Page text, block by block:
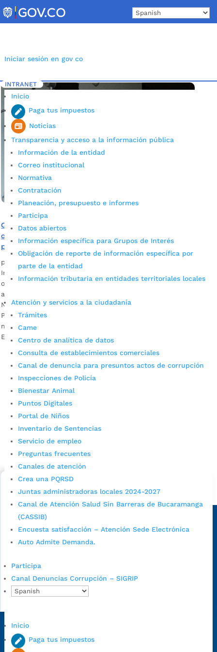
to
content
Iniciar sesión en gov co
INTRANET
Inicio
Paga tus impuestos
Noticias
Transparencia y acceso a la información pública
Información de la entidad
Correo institucional
Normativa
Contratación
Planeación, presupuesto e informes
Participa
Datos abiertos
Información específica para Grupos de Interés
Obligación de reporte de información específica por
parte de la entidad
Información tributaria en entidades territoriales locales
Atención y servicios a la ciudadanía
Trámites
Came
Centro de analítica de datos
Consulta de establecimientos comerciales
Canal de denuncia para presuntos actos de corrupción
Inspecciones de Policía
Bienestar Animal
Puntos Digitales
Portal de Niños
Inventario de Sentencias
Servicio de empleo
Preguntas frecuentes
Canales de atención
Crea una PQRSD
Juntas administradoras locales 2024-2027
Canal de Atención Salud Sin Barreras de Bucaramanga
(CASSIB)
Encuesta satisfacción – Atención Sede Electrónica
Auto Admite Demanda.
Participa
Canal Denuncias Corrupción – SIGRIP
Inicio
Paga tus impuestos
Inicio 5 Etiqueta: puntos digitales de Bucaramanga
Curso de tienda virtual en Punto Digital le dio la
oportunidad de salir adelante en días difíciles de
pandemia
por Alcaldía de Bucaramanga
Inscríbase y participe de los cursos gratis y certificados que
ofrecen los Puntos Digitales de Bucaramanga. Descargar
audio: Édgar Velasco Fontecha, usuario punto digittal
Nacional de Comercio Para Édgar Velasco Fontecha, el
Punto Digital de la Nacional del Comercio apareció en el
momento más oportuno de su vida. La declaratoria de
Emergencia Nacional por […]
Cupos Escolares Bucaramanga 2022
cupo escolar en los colegios oficiales de
Bucaramanga.
Alcaldía de Bucaramanga
Colombia.